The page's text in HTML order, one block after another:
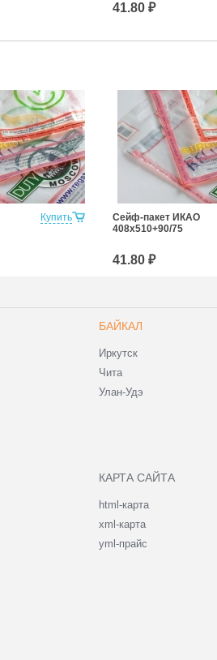
41.80 ₽
Купить
Сейф-пакет ИКАО
408х510+90/75
41.80 ₽
БАЙКАЛ
Иркутск
Чита
Улан-Удэ
КАРТА САЙТА
html-карта
xml-карта
yml-прайс